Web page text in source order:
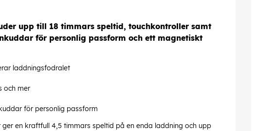
upp till 18 timmars speltid, touchkontroller samt
för personlig passform och ett magnetiskt
laddningsfodralet
och mer
för personlig passform
ger en kraftfull 4,5 timmars speltid på en enda laddning och upp